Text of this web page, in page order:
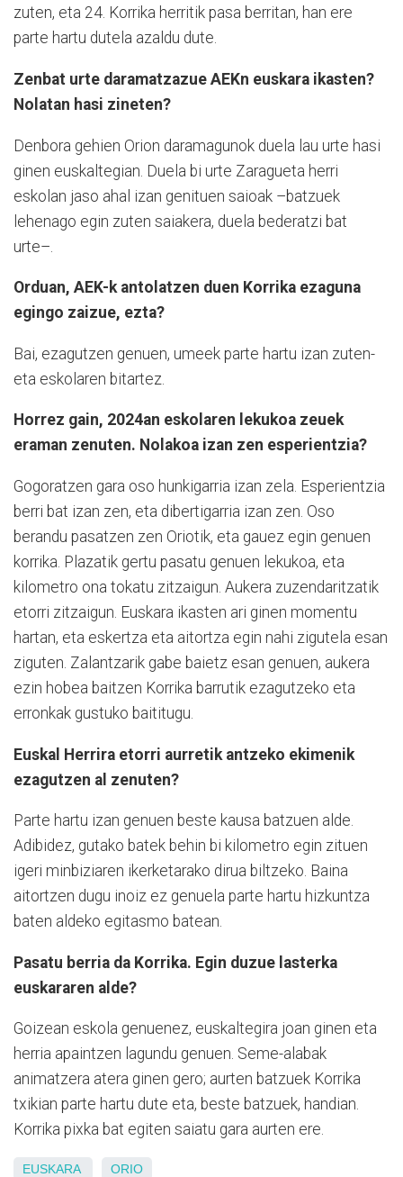
zuten, eta 24. Korrika herritik pasa berritan, han ere
parte hartu dutela azaldu dute.
Zenbat urte daramatzazue AEKn euskara ikasten?
Nolatan hasi zineten?
Denbora gehien Orion daramagunok duela lau urte hasi
ginen euskaltegian. Duela bi urte Zaragueta herri
eskolan jaso ahal izan genituen saioak –batzuek
lehenago egin zuten saiakera, duela bederatzi bat
urte–.
Orduan, AEK-k antolatzen duen Korrika ezaguna
egingo zaizue, ezta?
Bai, ezagutzen genuen, umeek parte hartu izan zuten-
eta eskolaren bitartez.
Horrez gain, 2024an eskolaren lekukoa zeuek
eraman zenuten. Nolakoa izan zen esperientzia?
Gogoratzen gara oso hunkigarria izan zela. Esperientzia
berri bat izan zen, eta dibertigarria izan zen. Oso
berandu pasatzen zen Oriotik, eta gauez egin genuen
korrika. Plazatik gertu pasatu genuen lekukoa, eta
kilometro ona tokatu zitzaigun. Aukera zuzendaritzatik
etorri zitzaigun. Euskara ikasten ari ginen momentu
hartan, eta eskertza eta aitortza egin nahi zigutela esan
ziguten. Zalantzarik gabe baietz esan genuen, aukera
ezin hobea baitzen Korrika barrutik ezagutzeko eta
erronkak gustuko baititugu.
Euskal Herrira etorri aurretik antzeko ekimenik
ezagutzen al zenuten?
Parte hartu izan genuen beste kausa batzuen alde.
Adibidez, gutako batek behin bi kilometro egin zituen
igeri minbiziaren ikerketarako dirua biltzeko. Baina
aitortzen dugu inoiz ez genuela parte hartu hizkuntza
baten aldeko egitasmo batean.
Pasatu berria da Korrika. Egin duzue lasterka
euskararen alde?
Goizean eskola genuenez, euskaltegira joan ginen eta
herria apaintzen lagundu genuen. Seme-alabak
animatzera atera ginen gero; aurten batzuek Korrika
txikian parte hartu dute eta, beste batzuek, handian.
Korrika pixka bat egiten saiatu gara aurten ere.
EUSKARA ORIO